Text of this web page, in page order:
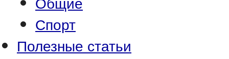
Спорт
Полезные статьи